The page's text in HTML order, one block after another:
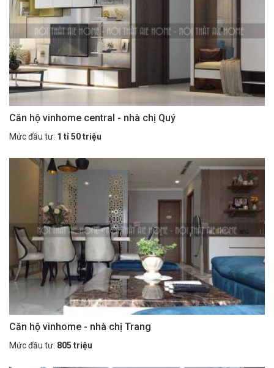
Căn hộ vinhome central - nhà chị Quý
Mức đầu tư: 1 tỉ 50 triệu
Căn hộ vinhome - nhà chị Trang
Mức đầu tư: 805 triệu